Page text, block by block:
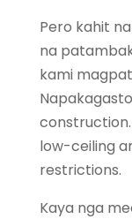
Pero kahit
na
kami
low-ceiling
restrictions.
Kaya nga